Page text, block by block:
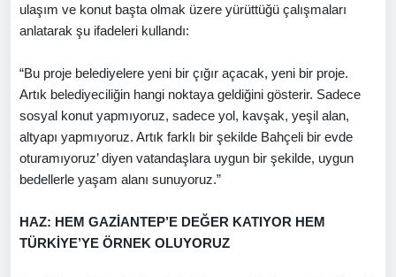
ulaşım ve konut başta olmak üzere yürüttüğü çalışmaları
anlatarak şu ifadeleri kullandı:
“Bu proje belediyelere yeni bir çığır açacak, yeni bir proje.
Artık belediyeciliğin hangi noktaya geldiğini gösterir. Sadece
sosyal konut yapmıyoruz, sadece yol, kavşak, yeşil alan,
altyapı yapmıyoruz. Artık farklı bir şekilde Bahçeli bir evde
oturamıyoruz’ diyen vatandaşlara uygun bir şekilde, uygun
bedellerle yaşam alanı sunuyoruz.”
HAZ: HEM GAZİANTEP’E DEĞER KATIYOR HEM
TÜRKİYE’YE ÖRNEK OLUYORUZ